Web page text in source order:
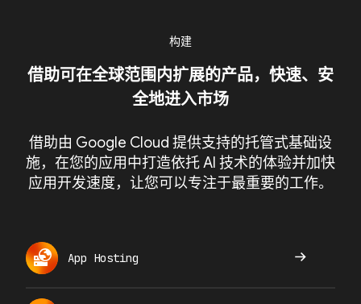
构建
借助可在全球范围内扩展的产品，快速、安
全地进入市场
借助由 Google Cloud 提供支持的托管式基础设
施，在您的应用中打造依托 AI 技术的体验并加快
应用开发速度，让您可以专注于最重要的工作。
App Hosting